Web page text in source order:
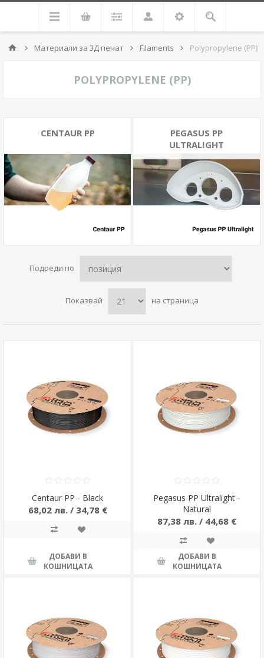
Материали за 3Д печат Filaments Polypropylene (PP)
POLYPROPYLENE (PP)
CENTAUR PP
PEGASUS PP
ULTRALIGHT
Подреди по
Показвай на страница
Centaur PP - Black
68,02 лв. / 34,78 €
ДОБАВИ В
КОШНИЦАТА
Pegasus PP Ultralight -
Natural
87,38 лв. / 44,68 €
ДОБАВИ В
КОШНИЦАТА